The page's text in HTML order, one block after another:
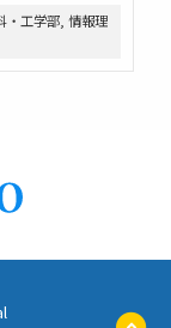
・工学部, 情報理
ペ